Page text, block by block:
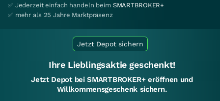
✅ Jederzeit einfach handeln beim SMARTBROKER+
✅ mehr als 25 Jahre Marktpräsenz
Jetzt Depot sichern
Ihre Lieblingsaktie geschenkt!
Jetzt Depot bei SMARTBROKER+ eröffnen und
Willkommensgeschenk sichern.